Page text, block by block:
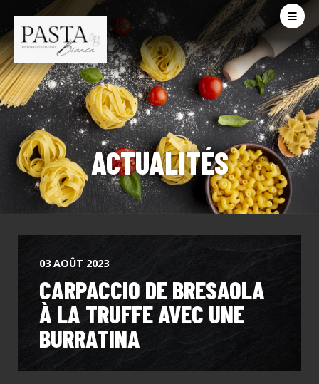
ACTUALITÉS
03 AOÛT 2023
CARPACCIO DE BRESAOLA
À LA TRUFFE AVEC UNE
BURRATINA